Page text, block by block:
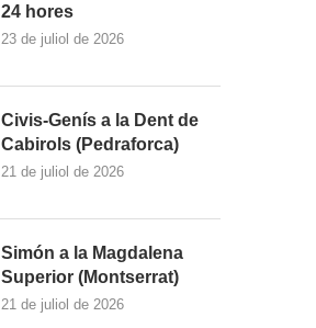
24 hores
23 de juliol de 2026
Civis-Genís a la Dent de
Cabirols (Pedraforca)
21 de juliol de 2026
Simón a la Magdalena
Superior (Montserrat)
21 de juliol de 2026